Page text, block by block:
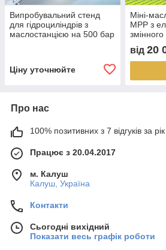
Випробувальний стенд
для гідроциліндрів з
маслостанцією на 500 бар
Ціну уточнюйте
Міні-
MPP з
від 20
Про нас
100% позитивних з 7 відгуків за рік
Працює з 20.04.2017
м. Калуш
Калуш, Україна
Контакти
Сьогодні вихідний
Показати весь графік роботи